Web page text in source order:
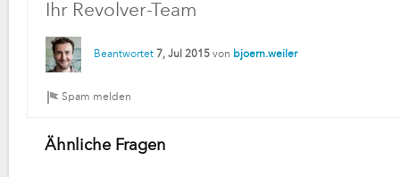
Ihr Revolver-Team
Beantwortet 7, Jul 2015 von bjoern.weiler
Ähnliche Fragen